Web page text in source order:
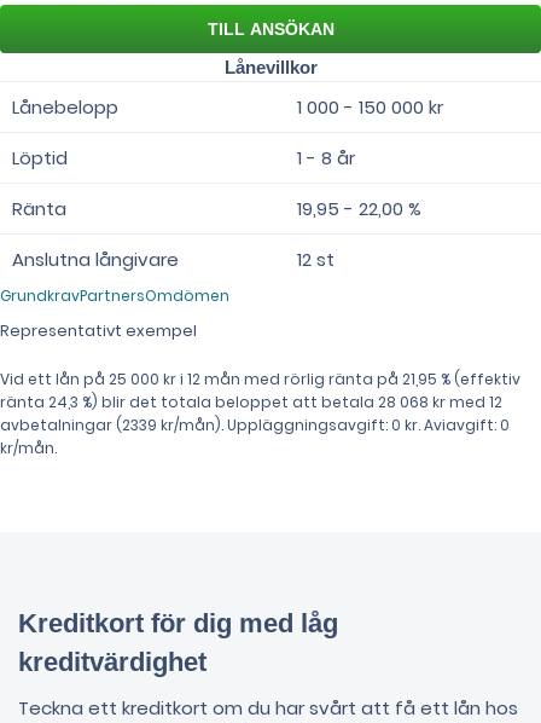
Lånevillkor
Lånebelopp
1 000 - 150 000 kr
Löptid
1 - 8 år
Ränta
19,95 - 22,00 %
Anslutna långivare
12 st
GrundkravPartnersOmdömen
Representativt exempel
Vid ett lån på 25 000 kr i 12 mån med rörlig ränta på 21,95 % (effektiv
ränta 24,3 %) blir det totala beloppet att betala 28 068 kr med 12
avbetalningar (2339 kr/mån). Uppläggningsavgift: 0 kr. Aviavgift: 0
kr/mån.
Kreditkort för dig med låg
kreditvärdighet
Teckna ett kreditkort om du har svårt att få ett lån hos